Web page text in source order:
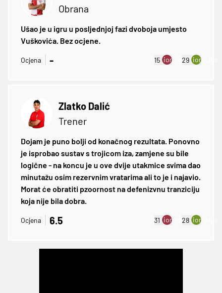
Obrana
Ušao je u igru u posljednjoj fazi dvoboja umjesto
Vuškovića. Bez ocjene.
Ocjena - 15 ion:minus
29 ion:plus
Zlatko Dalić
Trener
Dojam je puno bolji od konačnog rezultata. Ponovno
je isprobao sustav s trojicom iza, zamjene su bile
logične - na koncu je u ove dvije utakmice svima dao
minutažu osim rezervnim vratarima ali to je i najavio.
Morat će obratiti pzoornost na defenizvnu tranziciju
koja nije bila dobra.
Ocjena 6.5 31 ion:minus
28 ion:plus